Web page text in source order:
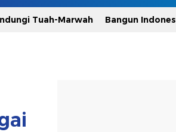
Tuah-Marwah Bangun